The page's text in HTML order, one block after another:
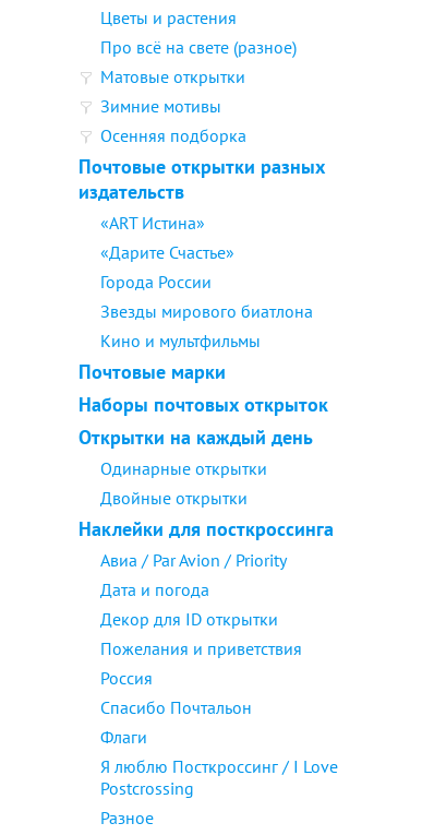
Цветы и растения
Про всё на свете (разное)
Матовые открытки
Зимние мотивы
Осенняя подборка
Почтовые открытки разных
издательств
«ART Истина»
«Дарите Счастье»
Города России
Звезды мирового биатлона
Кино и мультфильмы
Почтовые марки
Наборы почтовых открыток
Открытки на каждый день
Одинарные открытки
Двойные открытки
Наклейки для посткроссинга
Авиа / Par Avion / Priority
Дата и погода
Декор для ID открытки
Пожелания и приветствия
Россия
Спасибо Почтальон
Флаги
Я люблю Посткроссинг / I Love
Postcrossing
Разное